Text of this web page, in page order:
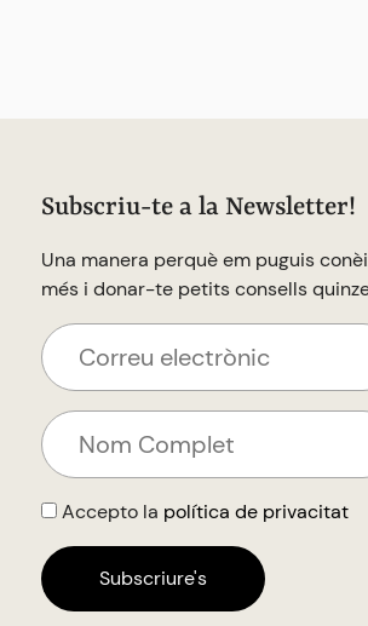
Subscriu-te a la Newsletter!
Una manera perquè em puguis
més i donar-te petits consells
Accepto la política de privacitat